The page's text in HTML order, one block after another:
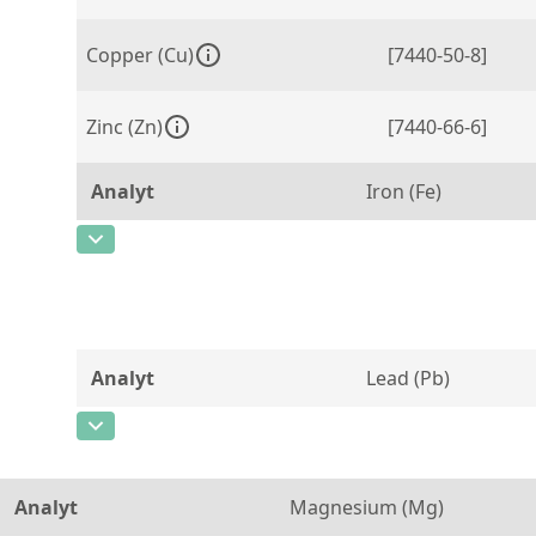
Copper (Cu) [7440-50-8]
Zinc (Zn) [7440-66-6]
Analyt
Iron (Fe)
CAS-Nummer
Zusätzliche Informationen
Methode
Analyt
Lead (Pb)
CAS-Nummer
Konzentration
0,0025
%
Analyt
Magnesium (Mg)